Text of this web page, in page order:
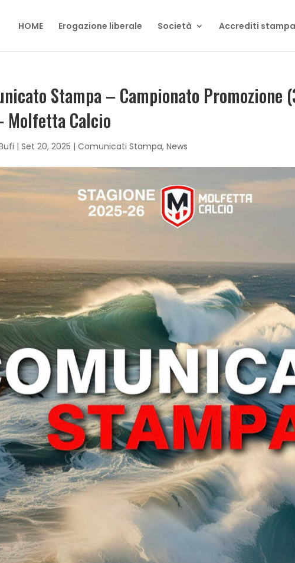
HOME Erogazione liberale Società Accrediti stampa
Stampa – Campionato Promozione
Molfetta Calcio
|Set 20, 2025 |Comunicati Stampa,News